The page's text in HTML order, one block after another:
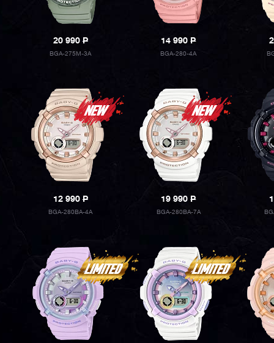
20 990P
BGA-275M-3A
14 990P
BGA-280-4A
12 990P
BGA-280BA-4A
19 990P
BGA-280BA-7A